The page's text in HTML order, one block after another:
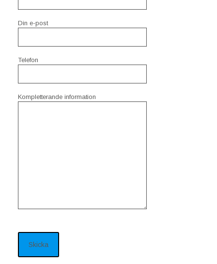
Din e-post
Telefon
Kompletterande information